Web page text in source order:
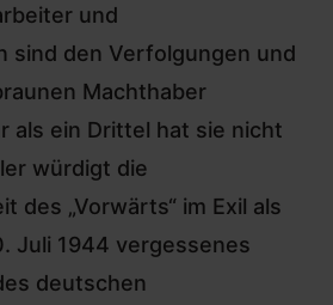
und
sind den Verfolgungen und
Machthaber
als ein Drittel hat sie nicht
würdigt die
des „Vorwärts“ im Exil als
Juli 1944 vergessenes
deutschen